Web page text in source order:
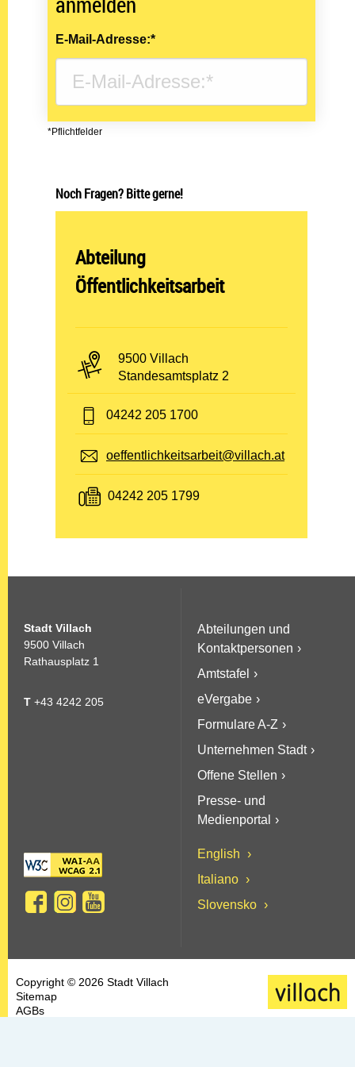
E-Mail-Adresse:*
*Pflichtfelder
Noch Fragen? Bitte gerne!
Abteilung öffnen:
Abteilung
Öffentlichkeitsarbeit
PLZ und Ort:
9500 Villach
Adresse:
Standesamtsplatz 2
Telefon:
04242 205 1700
E-Mail:
oeffentlichkeitsarbeit@villach.at
Fax:
04242 205 1799
Stadt Villach
9500 Villach
Rathausplatz 1
T +43 4242 205
Abteilungen und
Kontaktpersonen
Amtstafel
eVergabe
Formulare A-Z
Unternehmen Stadt
Offene Stellen
Presse- und
Medienportal
English
Italiano
Slovensko
Copyright © 2026 Stadt Villach
Sitemap
AGBs